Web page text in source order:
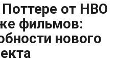
от HBO
фильмов:
нового